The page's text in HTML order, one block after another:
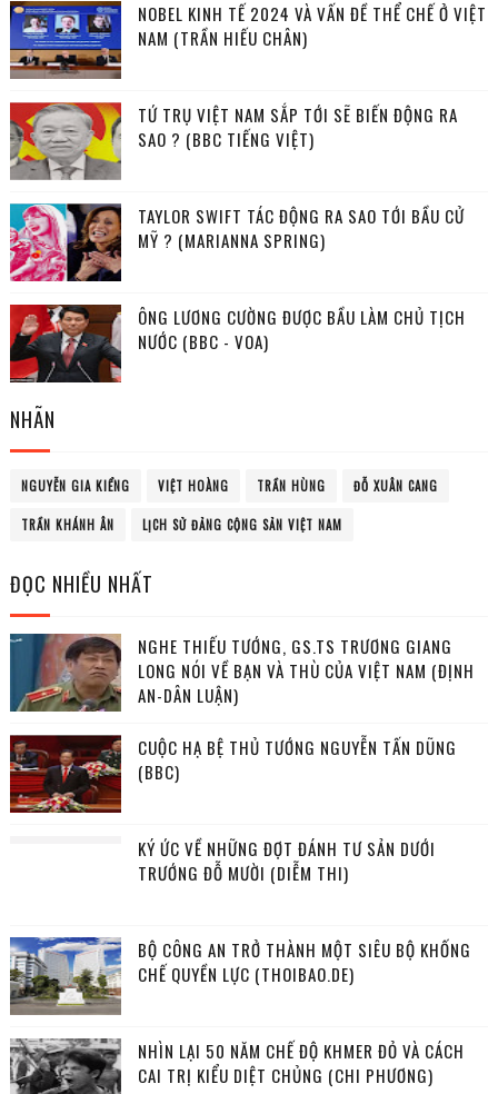
NOBEL KINH TẾ 2024 VÀ VẤN ĐỀ THỂ CHẾ Ở VIỆT
NAM (TRẦN HIẾU CHÂN)
TỨ TRỤ VIỆT NAM SẮP TỚI SẼ BIẾN ĐỘNG RA
SAO ? (BBC TIẾNG VIỆT)
TAYLOR SWIFT TÁC ĐỘNG RA SAO TỚI BẦU CỬ
MỸ ? (MARIANNA SPRING)
ÔNG LƯƠNG CƯỜNG ĐƯỢC BẦU LÀM CHỦ TỊCH
NƯỚC (BBC - VOA)
NHÃN
NGUYỄN GIA KIỂNG VIỆT HOÀNG TRẦN HÙNG ĐỖ XUÂN CANG
TRẦN KHÁNH ÂN LỊCH SỬ ĐẢNG CỘNG SẢN VIỆT NAM
ĐỌC NHIỀU NHẤT
NGHE THIẾU TƯỚNG, GS.TS TRƯƠNG GIANG
LONG NÓI VỀ BẠN VÀ THÙ CỦA VIỆT NAM (ĐỊNH
AN-DÂN LUẬN)
CUỘC HẠ BỆ THỦ TƯỚNG NGUYỄN TẤN DŨNG
(BBC)
KÝ ỨC VỀ NHỮNG ĐỢT ĐÁNH TƯ SẢN DƯỚI
TRƯỚNG ĐỖ MƯỜI (DIỄM THI)
BỘ CÔNG AN TRỞ THÀNH MỘT SIÊU BỘ KHỐNG
CHẾ QUYỀN LỰC (THOIBAO.DE)
NHÌN LẠI 50 NĂM CHẾ ĐỘ KHMER ĐỎ VÀ CÁCH
CAI TRỊ KIỂU DIỆT CHỦNG (CHI PHƯƠNG)